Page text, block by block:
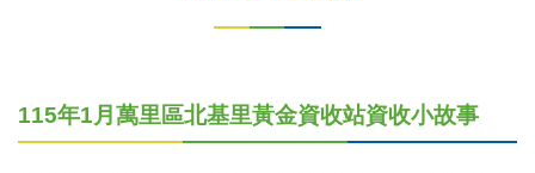
115年1月萬里區北基里黃金資收站資收小故事